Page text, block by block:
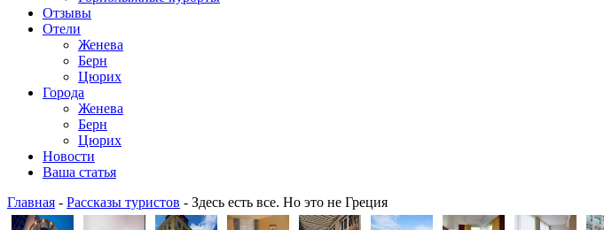
Отзывы
Отели
Женева
Берн
Цюрих
Города
Женева
Берн
Цюрих
Новости
Ваша статья
Главная - Рассказы туристов - Здесь есть все. Но это не Греция